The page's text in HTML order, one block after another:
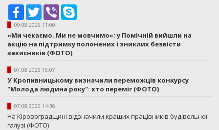
Facebook
TwitterViber
09.08.2026 11:00
«Ми чекаємо. Ми не мовчимо»: у Помічній вийшли на
акцію на підтримку полонених і зниклих безвісти
захисників (ФОТО)
07.08.2026 15:07
У Кропивницькому визначили переможців конкурсу
"Молода людина року": хто переміг (ФОТО)
07.08.2026 14:36
На Кіровоградщині відзначили кращих працівників будівельної
галузі (ФОТО)